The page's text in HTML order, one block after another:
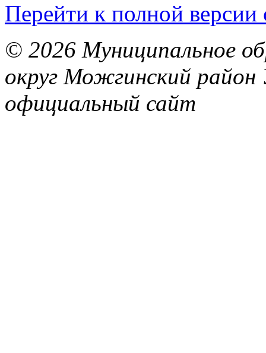
Перейти к полной версии
© 2026 Муниципальное
округ Можгинский район
официальный сайт